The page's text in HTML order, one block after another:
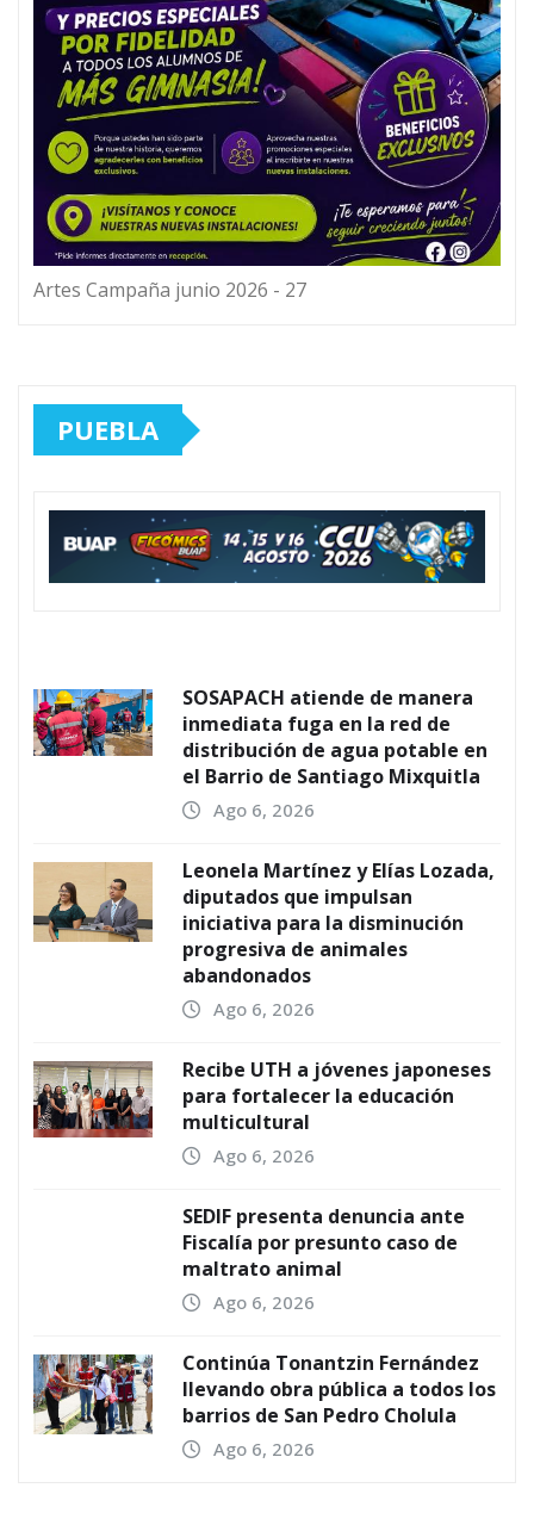
Artes Campaña junio 2026 - 27
PUEBLA
SOSAPACH atiende de manera
inmediata fuga en la red de
distribución de agua potable en
el Barrio de Santiago Mixquitla
Ago 6, 2026
Leonela Martínez y Elías Lozada,
diputados que impulsan
iniciativa para la disminución
progresiva de animales
abandonados
Ago 6, 2026
Recibe UTH a jóvenes japoneses
para fortalecer la educación
multicultural
Ago 6, 2026
SEDIF presenta denuncia ante
Fiscalía por presunto caso de
maltrato animal
Ago 6, 2026
Continúa Tonantzin Fernández
llevando obra pública a todos los
barrios de San Pedro Cholula
Ago 6, 2026